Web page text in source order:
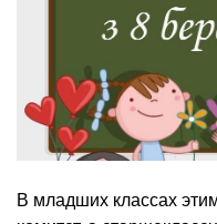
В младших классах